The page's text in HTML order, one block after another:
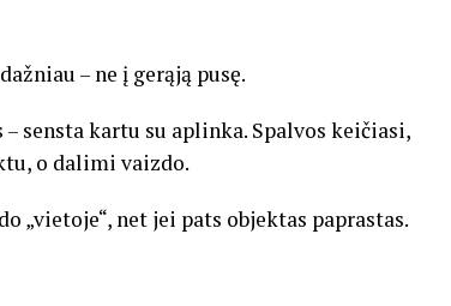
– ne į gerąją pusę.
sensta kartu su aplinka. Spalvos keičiasi,
o dalimi vaizdo.
„vietoje“, net jei pats objektas paprastas.